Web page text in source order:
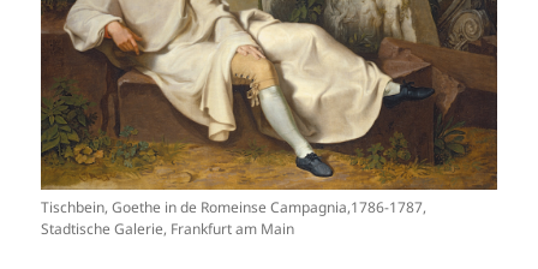
Tischbein, Goethe in de Romeinse Campagnia,1786-1787,
Stadtische Galerie, Frankfurt am Main